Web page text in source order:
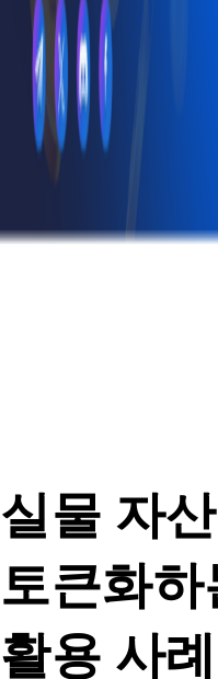
실물 자
토큰화
활용 사례